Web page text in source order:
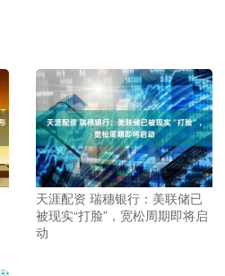
天涯配资 瑞穗银行：美联储已
被现实“打脸”，宽松周期即将启
动